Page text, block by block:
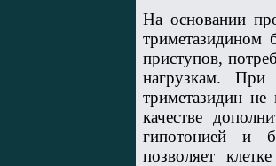
На основании
триметазидином
приступов,
нагрузкам. При
триметазидин
качестве
гипотонией и
позволяет